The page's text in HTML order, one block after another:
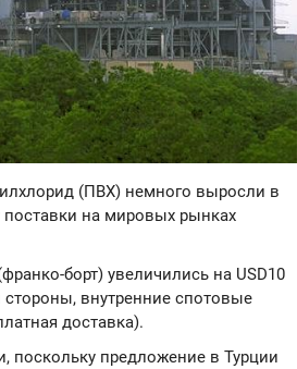
(ПВХ) немного выросли в
поставки на мировых рынках
борт) увеличились на USD10
стороны, внутренние спотовые
доставка).
поскольку предложение в Турции